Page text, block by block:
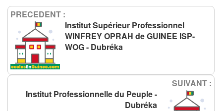
PRECEDENT :
Institut Supérieur Professionnel
WINFREY OPRAH de GUINEE ISP-
WOG - Dubréka
SUIVANT :
Institut Professionnelle du Peuple -
Dubréka